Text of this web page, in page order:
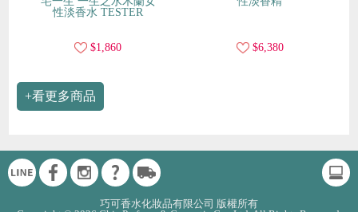
性淡香水 TESTER
$1,860 $6,380
+看更多商品
巧可香水化妝品有限公司 版權所有